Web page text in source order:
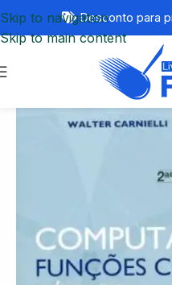
Skip to navigation
Skip to main content
Desconto para